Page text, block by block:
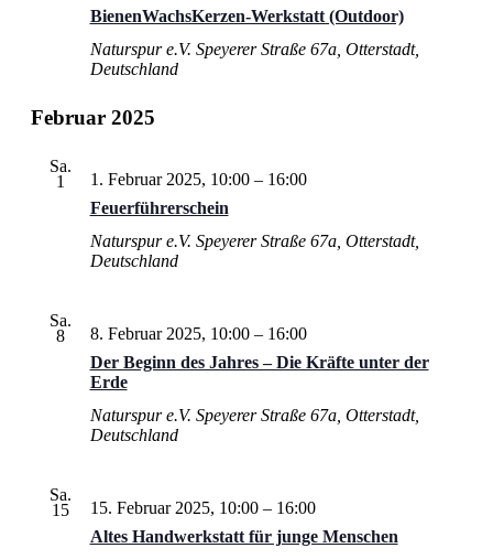
BienenWachsKerzen-Werkstatt (Outdoor)
Naturspur e.V. Speyerer Straße 67a, Otterstadt,
Deutschland
Februar 2025
Sa.
1
Feuerführerschein
1. Februar 2025, 10:00– 16:00
Naturspur e.V. Speyerer Straße 67a, Otterstadt,
Deutschland
Sa.
8
Der Beginn des Jahres – Die Kräfte unter der
Erde
8. Februar 2025, 10:00– 16:00
Naturspur e.V. Speyerer Straße 67a, Otterstadt,
Deutschland
Sa.
15
Altes Handwerkstatt für junge Menschen
15. Februar 2025, 10:00– 16:00